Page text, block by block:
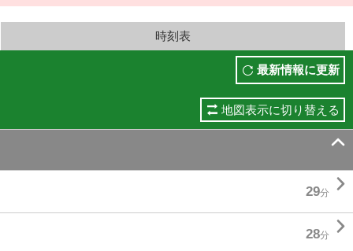
時刻表
最新情報に更新
地図表示に切り替える

29分 
28分 